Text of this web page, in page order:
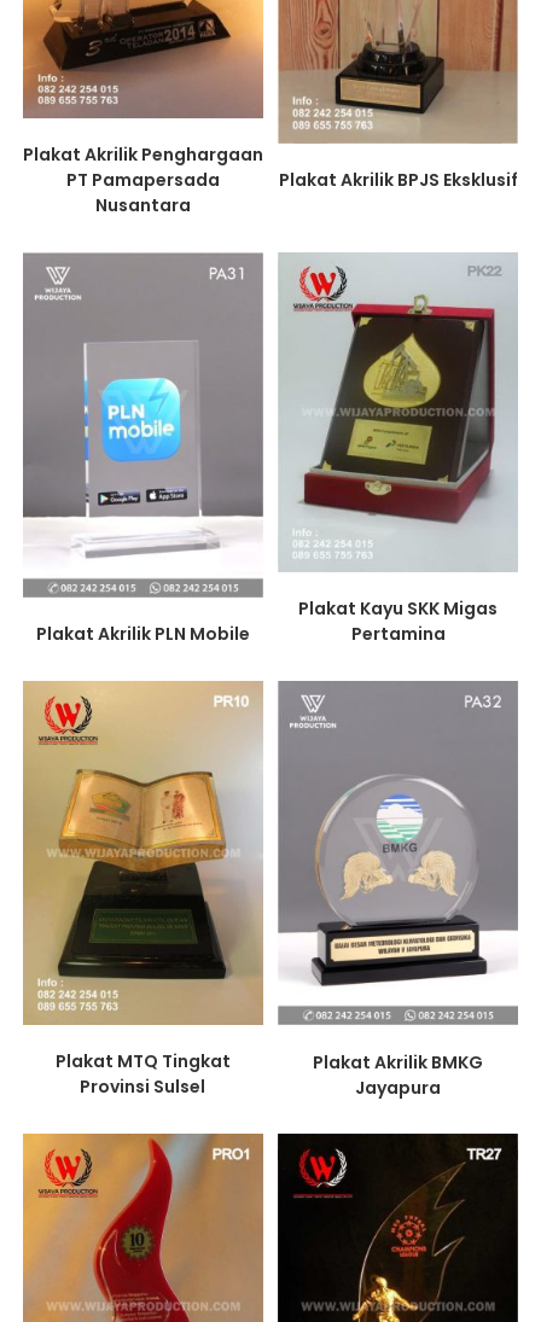
Plakat Akrilik Penghargaan
PT Pamapersada
Nusantara
Plakat Akrilik BPJS Eksklusif
Plakat Akrilik PLN Mobile
Plakat Kayu SKK Migas
Pertamina
Plakat MTQ Tingkat
Provinsi Sulsel
Plakat Akrilik BMKG
Jayapura